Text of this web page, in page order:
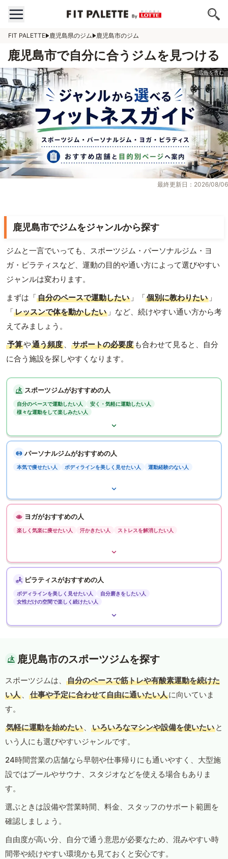
FIT PALETTE 鹿児島県のジム 鹿児島市のジム
鹿児島市で自分に合うジムを見つける
最終更新日：2026/08/06
鹿児島市でジムをジャンルから探す
ジムと一言でいっても、スポーツジム・パーソナルジム・ヨ
ガ・ピラティスなど、運動の目的や通い方によって選びやすい
ジャンルは変わります。
まずは「自分のペースで運動したい 」「個別に教わりたい 」
「レッスンで体を動かしたい 」など、続けやすい通い方から考
えてみましょう。
予算や通う頻度 、 サポートの必要度 も合わせて見ると、自分
に合う施設を探しやすくなります。
スポーツジムがおすすめの人
自分のペースで運動したい人
安く・気軽に運動したい人
様々な運動をして楽しみたい人
パーソナルジムがおすすめの人
本気で痩せたい人 ボディラインを美しく見せたい人 運動経験のない人
ヨガがおすすめの人
楽しく気楽に痩せたい人 汗かきたい人 ストレスを解消したい人
ピラティスがおすすめの人
ボディラインを美しく見せたい人
自分磨きをしたい人
女性だけの空間で楽しく続けたい人
鹿児島市のスポーツジムを探す
スポーツジムは、
自分のペースで筋トレや有酸素運動を続けた
い人 、 仕事や予定に合わせて自由に通いたい人に向いていま
す。
気軽に運動を始めたい 、 いろいろなマシンや設備を使いたい と
いう人にも選びやすいジャンルです。
24時間営業の店舗なら早朝や仕事帰りにも通いやすく、大型施
設ではプールやサウナ、スタジオなどを使える場合もありま
す。
選ぶときは設備や営業時間、料金、スタッフのサポート範囲を
確認しましょう。
自由度が高い分、自分で通う意思が必要なため、混みやすい時
間帯や続けやすい環境かも見ておくと安心です。